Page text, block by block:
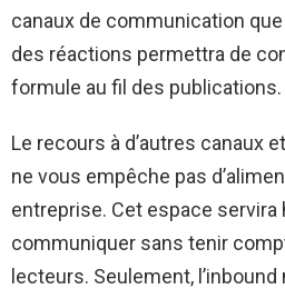
canaux de communication que
des réactions permettra de
formule au fil des publications.
Le recours à d’autres canaux
ne vous empêche pas
entreprise. Cet espace servira
communiquer sans tenir
lecteurs. Seulement,